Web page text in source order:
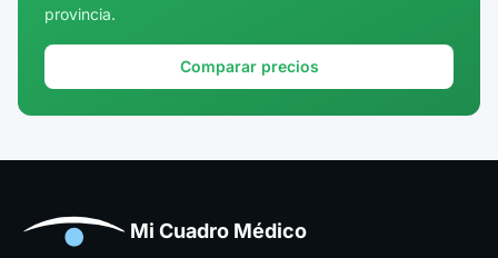
Girona
Huesca
provincia.
Comparar precios
Mi Cuadro Médico